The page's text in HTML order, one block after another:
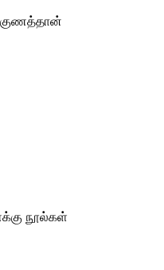
நூல்கள்